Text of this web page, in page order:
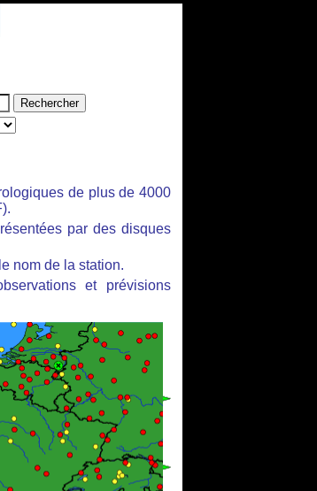
de plus de 4000
par des disques
nom de la station.
et prévisions